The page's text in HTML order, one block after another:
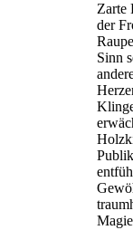
Zarte
der
Sinn